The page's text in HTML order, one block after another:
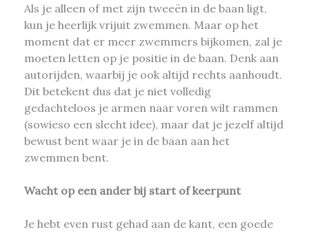
Als je alleen of met zijn tweeën in de baan ligt,
kun je heerlijk vrijuit zwemmen. Maar op het
moment dat er meer zwemmers bijkomen, zal je
moeten letten op je positie in de baan. Denk aan
autorijden, waarbij je ook altijd rechts aanhoudt.
Dit betekent dus dat je niet volledig
gedachteloos je armen naar voren wilt rammen
(sowieso een slecht idee), maar dat je jezelf altijd
bewust bent waar je in de baan aan het
zwemmen bent.
Wacht op een ander bij start of keerpunt
Je hebt even rust gehad aan de kant, een goede